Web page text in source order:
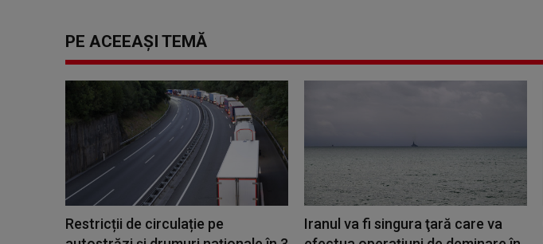
PE ACEEAȘI TEMĂ
Restricții de circulație pe
Iranul va fi singura ţară care va